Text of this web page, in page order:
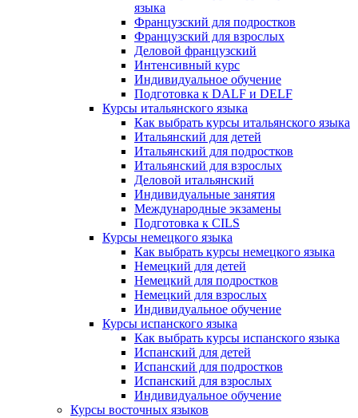
языка
Французский для подростков
Французский для взрослых
Деловой французский
Интенсивный курс
Индивидуальное обучение
Подготовка к DALF и DELF
Курсы итальянского языка
Как выбрать курсы итальянского языка
Итальянский для детей
Итальянский для подростков
Итальянский для взрослых
Деловой итальянский
Индивидуальные занятия
Международные экзамены
Подготовка к CILS
Курсы немецкого языка
Как выбрать курсы немецкого языка
Немецкий для детей
Немецкий для подростков
Немецкий для взрослых
Индивидуальное обучение
Курсы испанского языка
Как выбрать курсы испанского языка
Испанский для детей
Испанский для подростков
Испанский для взрослых
Индивидуальное обучение
Курсы восточных языков